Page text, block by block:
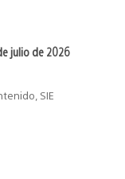
julio de 2026
SIE